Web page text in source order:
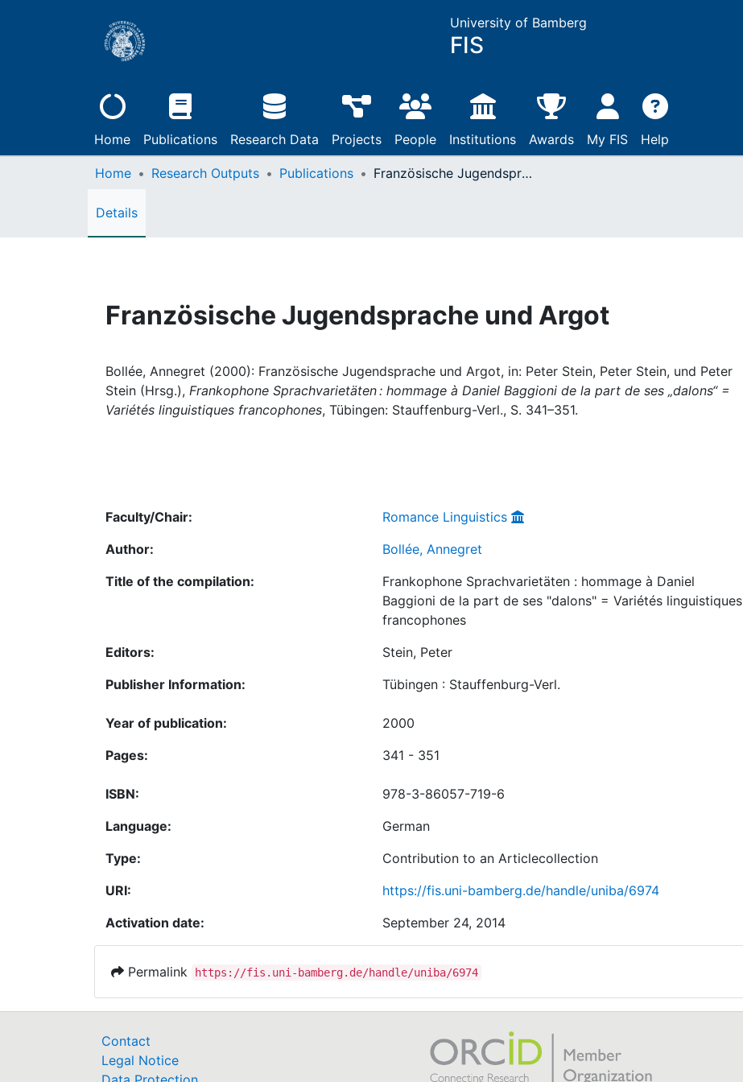
University of Bamberg
FIS
Home Publications Research Data Projects People Institutions Awards My FIS Help
Home Research Outputs Publications Französische Jugendsprache und Argot
Details
Französische Jugendsprache und Argot
Bollée, Annegret (2000): Französische Jugendsprache und Argot, in: Peter Stein, Peter Stein, und Peter
Stein (Hrsg.), Frankophone Sprachvarietäten : hommage à Daniel Baggioni de la part de ses „dalons“ =
Variétés linguistiques francophones, Tübingen: Stauffenburg-Verl., S. 341–351.
Faculty/Chair:
Romance Linguistics
Author:
Bollée, Annegret
Title of the compilation:
Frankophone Sprachvarietäten : hommage à Daniel
Baggioni de la part de ses "dalons" = Variétés linguistiques
francophones
Editors:
Stein, Peter
Publisher Information:
Tübingen : Stauffenburg-Verl.
Year of publication:
2000
Pages:
341 - 351
ISBN:
978-3-86057-719-6
Language:
German
Type:
Contribution to an Articlecollection
URI:
https://fis.uni-bamberg.de/handle/uniba/6974
Activation date:
September 24, 2014
Permalink https://fis.uni-bamberg.de/handle/uniba/6974
Contact
Legal Notice